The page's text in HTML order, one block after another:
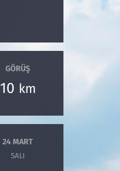
GÖRÜŞ
10 km
24 MART
SALI